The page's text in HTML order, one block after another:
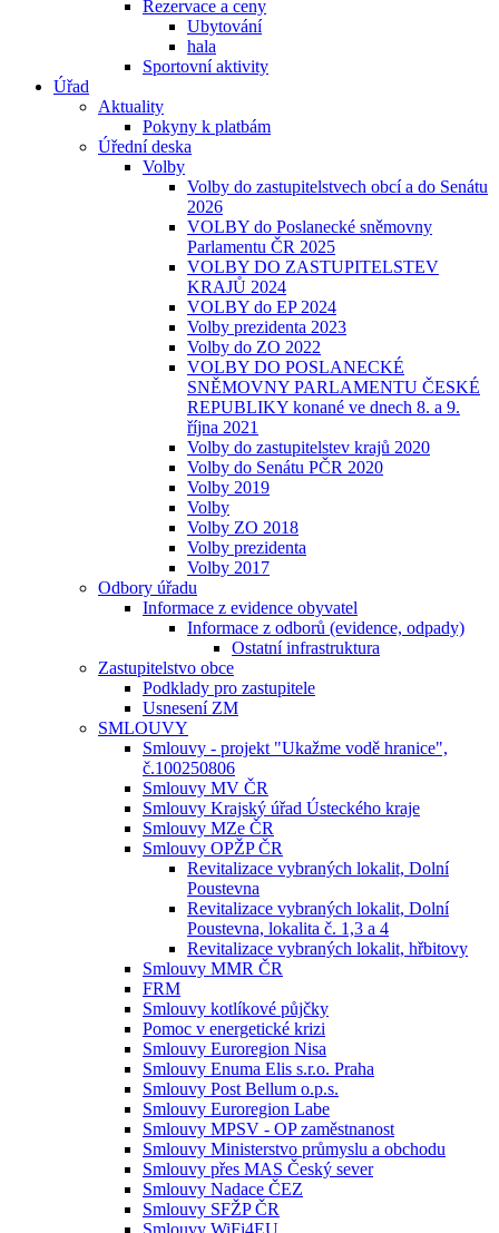
Rezervace a ceny
Ubytování
hala
Sportovní aktivity
Úřad
Aktuality
Pokyny k platbám
Úřední deska
Volby
Volby do zastupitelstvech obcí a do Senátu
2026
VOLBY do Poslanecké sněmovny
Parlamentu ČR 2025
VOLBY DO ZASTUPITELSTEV
KRAJŮ 2024
VOLBY do EP 2024
Volby prezidenta 2023
Volby do ZO 2022
VOLBY DO POSLANECKÉ
SNĚMOVNY PARLAMENTU ČESKÉ
REPUBLIKY konané ve dnech 8. a 9.
října 2021
Volby do zastupitelstev krajů 2020
Volby do Senátu PČR 2020
Volby 2019
Volby
Volby ZO 2018
Volby prezidenta
Volby 2017
Odbory úřadu
Informace z evidence obyvatel
Informace z odborů (evidence, odpady)
Ostatní infrastruktura
Zastupitelstvo obce
Podklady pro zastupitele
Usnesení ZM
SMLOUVY
Smlouvy - projekt "Ukažme vodě hranice",
č.100250806
Smlouvy MV ČR
Smlouvy Krajský úřad Ústeckého kraje
Smlouvy MZe ČR
Smlouvy OPŽP ČR
Revitalizace vybraných lokalit, Dolní
Poustevna
Revitalizace vybraných lokalit, Dolní
Poustevna, lokalita č. 1,3 a 4
Revitalizace vybraných lokalit, hřbitovy
Smlouvy MMR ČR
FRM
Smlouvy kotlíkové půjčky
Pomoc v energetické krizi
Smlouvy Euroregion Nisa
Smlouvy Enuma Elis s.r.o. Praha
Smlouvy Post Bellum o.p.s.
Smlouvy Euroregion Labe
Smlouvy MPSV - OP zaměstnanost
Smlouvy Ministerstvo průmyslu a obchodu
Smlouvy přes MAS Český sever
Smlouvy Nadace ČEZ
Smlouvy SFŽP ČR
Smlouvy WiFi4EU